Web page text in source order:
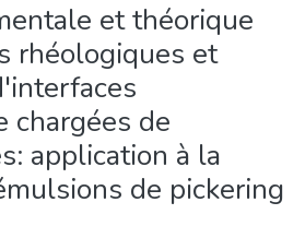
et théorique
rhéologiques et
chargées de
application à la
de pickering